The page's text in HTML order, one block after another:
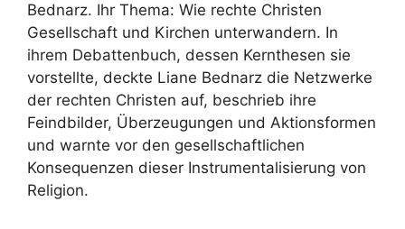
Bednarz. Ihr Thema: Wie rechte Christen
Gesellschaft und Kirchen unterwandern. In
ihrem Debattenbuch, dessen Kernthesen sie
vorstellte, deckte Liane Bednarz die Netzwerke
der rechten Christen auf, beschrieb ihre
Feindbilder, Überzeugungen und Aktionsformen
und warnte vor den gesellschaftlichen
Konsequenzen dieser Instrumentalisierung von
Religion.